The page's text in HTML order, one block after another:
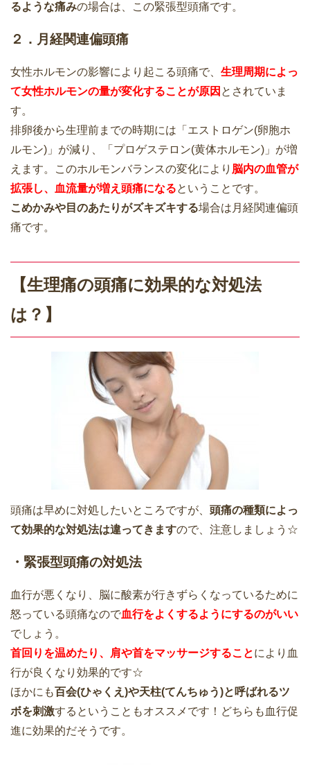
るような痛みの場合は、この緊張型頭痛です。
２．月経関連偏頭痛
女性ホルモンの影響により起こる頭痛で、 生理周期によっ
て女性ホルモンの量が変化することが原因 とされていま
す。
排卵後から生理前までの時期には「エストロゲン(卵胞ホ
ルモン)」が減り、「プロゲステロン(黄体ホルモン)」が増
えます。このホルモンバランスの変化により 脳内の血管が
拡張し、血流量が増え頭痛になるということです。
こめかみや目のあたりがズキズキする場合は月経関連偏頭
痛です。
【生理痛の頭痛に効果的な対処法
は？】
頭痛は早めに対処したいところですが、 頭痛の種類によっ
て効果的な対処法は違ってきますので、注意しましょう☆
・緊張型頭痛の対処法
血行が悪くなり、脳に酸素が行きずらくなっているために
怒っている頭痛なので血行をよくするようにするのがいい
でしょう。
首回りを温めたり、肩や首をマッサージすることにより血
行が良くなり効果的です☆
ほかにも百会(ひゃくえ)や天柱(てんちゅう)と呼ばれるツ
ボを刺激するということもオススメです！どちらも血行促
進に効果的だそうです。